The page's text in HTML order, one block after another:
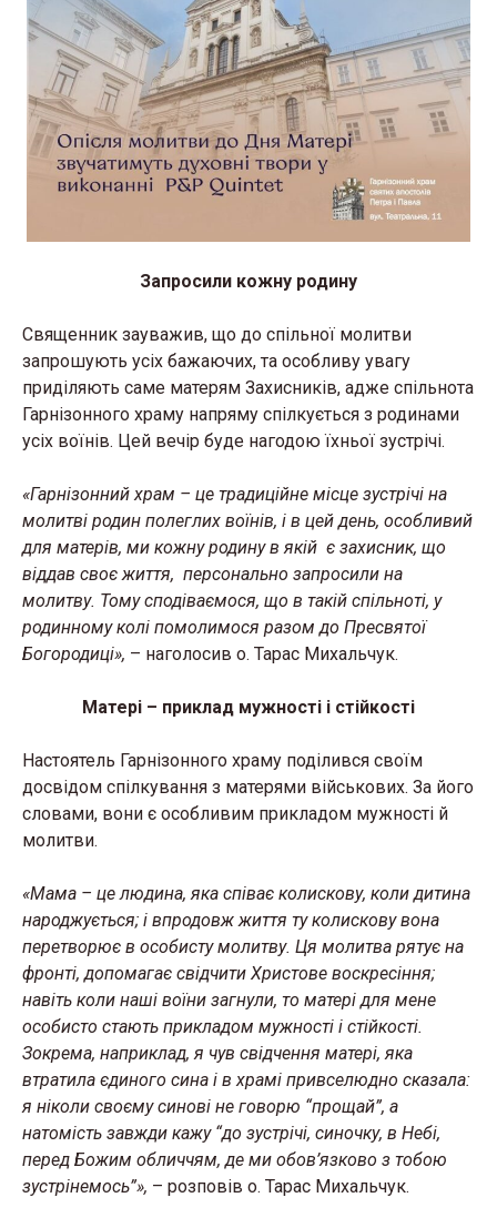
Запросили кожну родину
Священник зауважив, що до спільної молитви
запрошують усіх бажаючих, та особливу увагу
приділяють саме матерям Захисників, адже спільнота
Гарнізонного храму напряму спілкується з родинами
усіх воїнів. Цей вечір буде нагодою їхньої зустрічі.
«Гарнізонний храм – це традиційне місце зустрічі на
молитві родин полеглих воїнів, і в цей день, особливий
для матерів, ми кожну родину в якій є захисник, що
віддав своє життя, персонально запросили на
молитву. Тому сподіваємося, що в такій спільноті, у
родинному колі помолимося разом до Пресвятої
Богородиці», – наголосив о. Тарас Михальчук.
Матері – приклад мужності і стійкості
Настоятель Гарнізонного храму поділився своїм
досвідом спілкування з матерями військових. За його
словами, вони є особливим прикладом мужності й
молитви.
«Мама – це людина, яка співає колискову, коли дитина
народжується; і впродовж життя ту колискову вона
перетворює в особисту молитву. Ця молитва рятує на
фронті, допомагає свідчити Христове воскресіння;
навіть коли наші воїни загнули, то матері для мене
особисто стають прикладом мужності і стійкості.
Зокрема, наприклад, я чув свідчення матері, яка
втратила єдиного сина і в храмі привселюдно сказала:
я ніколи своєму синові не говорю “прощай”, а
натомість завжди кажу “до зустрічі, синочку, в Небі,
перед Божим обличчям, де ми обов’язково з тобою
зустрінемось”», – розповів о. Тарас Михальчук.